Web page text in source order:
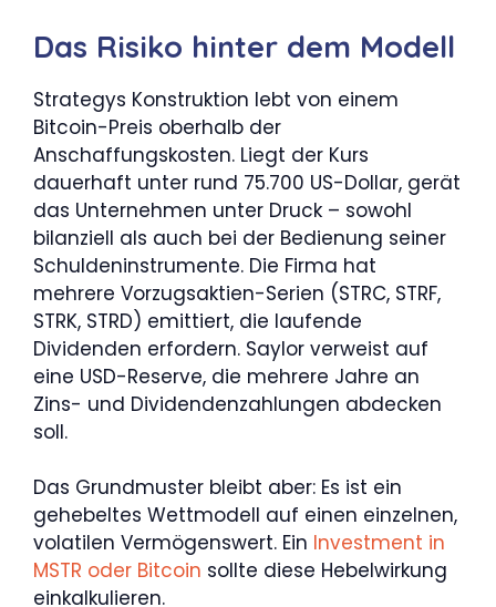
Das Risiko hinter dem Modell
Strategys Konstruktion lebt von einem
Bitcoin-Preis oberhalb der
Anschaffungskosten. Liegt der Kurs
dauerhaft unter rund 75.700 US-Dollar, gerät
das Unternehmen unter Druck – sowohl
bilanziell als auch bei der Bedienung seiner
Schuldeninstrumente. Die Firma hat
mehrere Vorzugsaktien-Serien (STRC, STRF,
STRK, STRD) emittiert, die laufende
Dividenden erfordern. Saylor verweist auf
eine USD-Reserve, die mehrere Jahre an
Zins- und Dividendenzahlungen abdecken
soll.
Das Grundmuster bleibt aber: Es ist ein
gehebeltes Wettmodell auf einen einzelnen,
volatilen Vermögenswert. Ein Investment in
MSTR oder Bitcoin sollte diese Hebelwirkung
einkalkulieren.